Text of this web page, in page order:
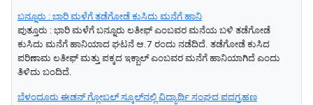
ಬನ್ನೂರು : ಭಾರಿ ಮಳೆಗೆ ತಡೆಗೋಡೆ ಕುಸಿದು ಮನೆಗೆ ಹಾನಿ
ಪುತ್ತೂರು : ಭಾರಿ ಮಳೆಗೆ ಬನ್ನೂರು ಲತೀಫ್ ಎಂಬವರ ಮನೆಯ ಬಳಿ ತಡೆಗೋಡೆ
ಕುಸಿದು ಮನೆಗೆ ಹಾನಿಯಾದ ಘಟನೆ ಆ.7 ರಂದು ನಡೆದಿದೆ. ತಡೆಗೋಡೆ ಕುಸಿದ
ಪರಿಣಾಮ ಲತೀಫ್ ಮತ್ತು ಪಕ್ಕದ ಇಕ್ಬಾಲ್ ಎಂಬವರ ಮನೆಗೆ ಹಾನಿಯಾಗಿದೆ ಎಂದು
ತಿಳಿದು ಬಂದಿದೆ.
ಬೆಳಂದೂರು ಈಡನ್ ಗ್ಲೋಬಲ್ ಸ್ಕೂಲ್‌ನಲ್ಲಿ ವಿದ್ಯಾರ್ಥಿ ಸಂಘದ ಪದಗ್ರಹಣ